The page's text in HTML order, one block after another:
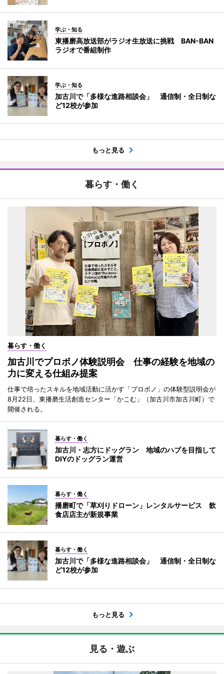
学ぶ・知る
東播磨高放送部がラジオ生放送に挑戦 BAN-BAN
ラジオで番組制作
学ぶ・知る
加古川で「多様な進路相談会」 通信制・全日制な
ど12校が参加
もっと見る
暮らす・働く
暮らす・働く
加古川でプロボノ体験説明会 仕事の経験を地域の
力に変える仕組み提案
仕事で培ったスキルを地域活動に活かす「プロボノ」の体験型説明会が
8月22日、東播磨生活創造センター「かこむ」（加古川市加古川町）で
開催される。
暮らす・働く
加古川・志方にドッグラン 地域のハブを目指して
DIYのドッグラン運営
暮らす・働く
播磨町で「草刈りドローン」レンタルサービス 飲
食店店主が新規事業
暮らす・働く
加古川で「多様な進路相談会」 通信制・全日制な
ど12校が参加
もっと見る
見る・遊ぶ